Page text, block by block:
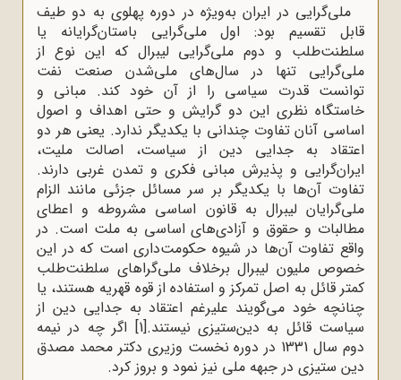
ملی‌گرایی در ایران به‌ویژه در دوره پهلوی به دو طیف
قابل تقسیم بود: اول ملی‌گرایی باستان‌گرایانه یا
سلطنت‌طلب و دوم ملی‌گرایی لیبرال که این نوع از
ملی‌گرایی تنها در سال‌های ملی‌شدن صنعت نفت
توانست قدرت سیاسی را از آن خود کند. مبانى و
خاستگاه نظرى این دو گرایش و حتى اهداف و اصول
اساسى آنان تفاوت چندانى با یکدیگر ندارد. یعنى هر دو
اعتقاد به جدایى دین از سیاست، اصالت ملیت،
ایران‌گرایى و پذیرش مبانى فکرى و تمدن غربى دارند.
تفاوت آن‌ها با یکدیگر بر سر مسائل جزئى مانند الزام
ملى‌گرایان لیبرال به قانون اساسى مشروطه و اعطاى
مطالبات و حقوق و آزادی‌هاى اساسى به ملت است. در
واقع تفاوت آن‌ها در شیوه حکومت‌دارى است که در این
خصوص ملیون لیبرال برخلاف ملى‌گراهاى سلطنت‌طلب
کمتر قائل به اصل تمرکز و استفاده از قوه قهریه هستند، یا
چنانچه خود مى‌گویند علیرغم اعتقاد به جدایى دین از
سیاست قائل به دین‌ستیزى نیستند.[1]
اگر چه در نیمه
دوم سال 1331 در دوره نخست وزیری دکتر محمد مصدق
دین ستیزی در جبهه ملی نیز نمود و بروز کرد.